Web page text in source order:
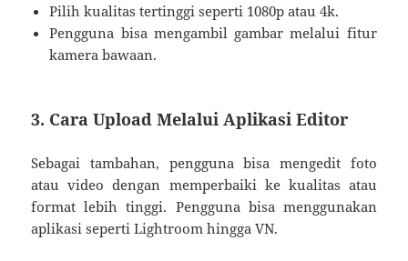
Pilih kualitas tertinggi seperti 1080p atau 4k.
Pengguna bisa mengambil gambar melalui fitur
kamera bawaan.
3. Cara Upload Melalui Aplikasi Editor
Sebagai tambahan, pengguna bisa mengedit foto
atau video dengan memperbaiki ke kualitas atau
format lebih tinggi. Pengguna bisa menggunakan
aplikasi seperti Lightroom hingga VN.